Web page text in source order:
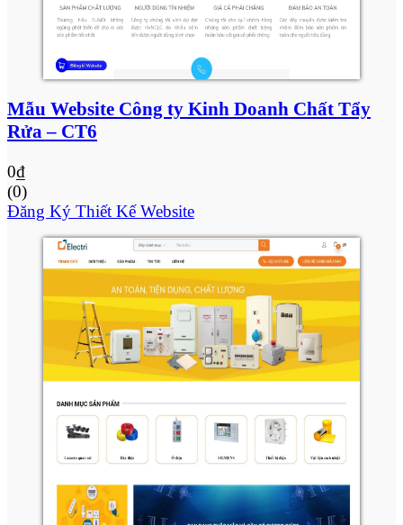
Mẫu Website Công ty Kinh Doanh Chất Tẩy
Rửa – CT6
0₫
(0)
Đăng Ký Thiết Kế Website